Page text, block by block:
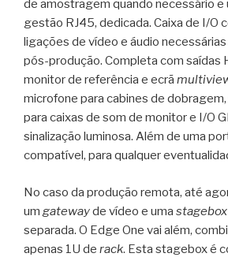
de amostragem quando necessário e
gestão RJ45, dedicada. Caixa de I/O
ligações de vídeo e áudio
pós-produção. Completa com saídas
monitor de referência e ecrã
microfone para cabines de
para caixas de som de monitor e I/O
sinalização luminosa. Além de uma
compatível, para qualquer
No caso da produção remota, até
um gatewayde vídeo e uma stagebox
separada. O Edge One vai além,
apenas 1U de rack. Esta stagebox é